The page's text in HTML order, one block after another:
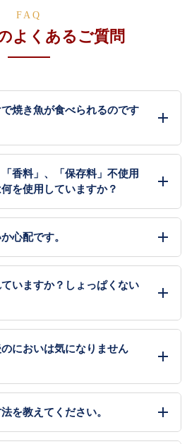
FAQ
よくあるご質問
焼き魚が食べられるのです
「香料」、「保存料」不使用
を使用していますか？
心配です。
いますか？しょっぱくない
においは気になりません
を教えてください。